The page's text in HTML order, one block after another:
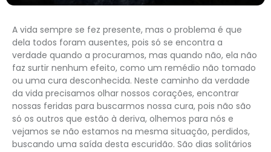
A vida sempre se fez presente, mas o problema é que
dela todos foram ausentes, pois só se encontra a
verdade quando a procuramos, mas quando não, ela não
faz surtir nenhum efeito, como um remédio não tomado
ou uma cura desconhecida. Neste caminho da verdade
da vida precisamos olhar nossos corações, encontrar
nossas feridas para buscarmos nossa cura, pois não são
só os outros que estão à deriva, olhemos para nós e
vejamos se não estamos na mesma situação, perdidos,
buscando uma saída desta escuridão. São dias solitários